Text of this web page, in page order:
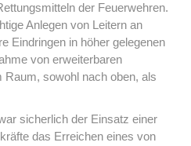
der Feuerwehren.
Anlegen von Leitern an
Eindringen in höher gelegenen
von erweiterbaren
sowohl nach oben, als
sicherlich der Einsatz einer
das Erreichen eines von